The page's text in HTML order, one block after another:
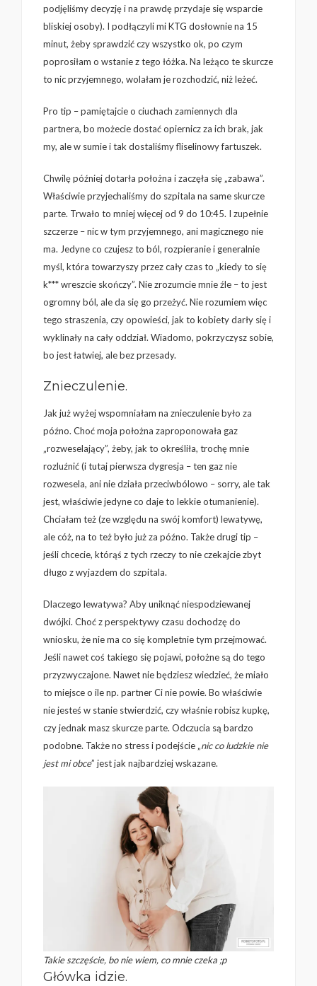
podjęliśmy decyzję i na prawdę przydaje się wsparcie
bliskiej osoby). I podłączyli mi KTG dosłownie na 15
minut, żeby sprawdzić czy wszystko ok, po czym
poprosiłam o wstanie z tego łóżka. Na leżąco te skurcze
to nic przyjemnego, wolałam je rozchodzić, niż leżeć.
Pro tip – pamiętajcie o ciuchach zamiennych dla
partnera, bo możecie dostać opiernicz za ich brak, jak
my, ale w sumie i tak dostaliśmy fliselinowy fartuszek.
Chwilę później dotarła położna i zaczęła się „zabawa”.
Właściwie przyjechaliśmy do szpitala na same skurcze
parte. Trwało to mniej więcej od 9 do 10:45. I zupełnie
szczerze – nic w tym przyjemnego, ani magicznego nie
ma. Jedyne co czujesz to ból, rozpieranie i generalnie
myśl, która towarzyszy przez cały czas to „kiedy to się
k*** wreszcie skończy”. Nie zrozumcie mnie źle – to jest
ogromny ból, ale da się go przeżyć. Nie rozumiem więc
tego straszenia, czy opowieści, jak to kobiety darły się i
wyklinały na cały oddział. Wiadomo, pokrzyczysz sobie,
bo jest łatwiej, ale bez przesady.
Znieczulenie.
Jak już wyżej wspomniałam na znieczulenie było za
późno. Choć moja położna zaproponowała gaz
„rozweselający”, żeby, jak to określiła, trochę mnie
rozluźnić (i tutaj pierwsza dygresja – ten gaz nie
rozwesela, ani nie działa przeciwbólowo – sorry, ale tak
jest, właściwie jedyne co daje to lekkie otumanienie).
Chciałam też (ze względu na swój komfort) lewatywę,
ale cóż, na to też było już za późno. Także drugi tip –
jeśli chcecie, którąś z tych rzeczy to nie czekajcie zbyt
długo z wyjazdem do szpitala.
Dlaczego lewatywa? Aby uniknąć niespodziewanej
dwójki. Choć z perspektywy czasu dochodzę do
wniosku, że nie ma co się kompletnie tym przejmować.
Jeśli nawet coś takiego się pojawi, położne są do tego
przyzwyczajone. Nawet nie będziesz wiedzieć, że miało
to miejsce o ile np. partner Ci nie powie. Bo właściwie
nie jesteś w stanie stwierdzić, czy właśnie robisz kupkę,
czy jednak masz skurcze parte. Odczucia są bardzo
podobne. Także no stress i podejście „nic co ludzkie nie
jest mi obce” jest jak najbardziej wskazane.
Takie szczęście, bo nie wiem, co mnie czeka ;p
Główka idzie.